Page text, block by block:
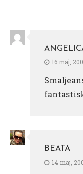
16 maj,
BEATA
14 maj,